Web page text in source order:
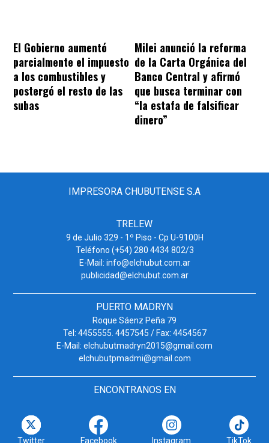
El Gobierno aumentó
parcialmente el impuesto
a los combustibles y
postergó el resto de las
subas
Milei anunció la reforma
de la Carta Orgánica del
Banco Central y afirmó
que busca terminar con
“la estafa de falsificar
dinero”
IMPRESORA CHUBUTENSE S.A
TRELEW
9 de Julio 329 - 1º Piso - Cp U-9100H
Teléfono (+54) 280 4434 802/3
E-Mail: info@elchubut.com.ar
publicidad@elchubut.com.ar
PUERTO MADRYN
Roque Sáenz Peña 79
Tel: 4455555. 4457545 / Fax: 4454567
E-Mail: elchubutmadryn2015@gmail.com
elchubutpmadmi@gmail.com
ENCONTRANOS EN
Twitter Facebook Instagram TikTok